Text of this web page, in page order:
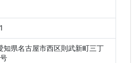
知県名古屋市西区則武新町三丁